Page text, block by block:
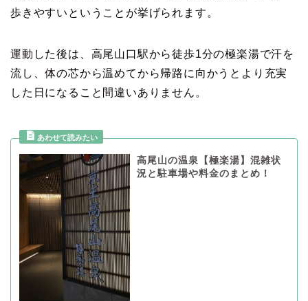
歩きやすいということが挙げられます。
運動した後は、高尾山口駅から徒歩1分の極楽湯で汗を
流し、体の芯から温めてから帰路に向かうとより充実
した日になること間違いありません。
高尾山の温泉【極楽湯】混雑状
況と駐車場や料金のまとめ！